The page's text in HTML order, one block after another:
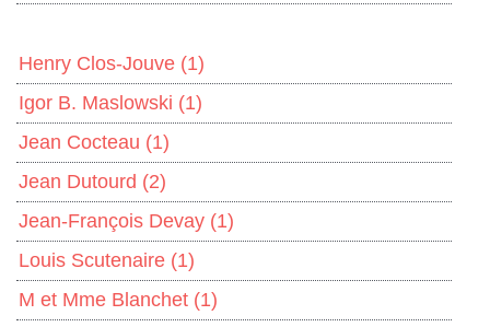
Henry Clos-Jouve (1)
Igor B. Maslowski (1)
Jean Cocteau (1)
Jean Dutourd (2)
Jean-François Devay (1)
Louis Scutenaire (1)
M et Mme Blanchet (1)